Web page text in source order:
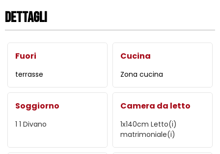
Dettagli
Fuori
terrasse
Cucina
Zona cucina
Soggiorno
1 1 Divano
Camera da letto
1x140cm Letto(i)
matrimoniale(i)